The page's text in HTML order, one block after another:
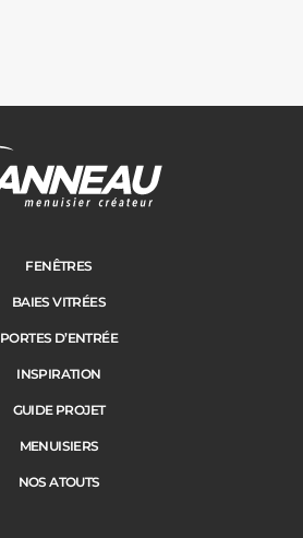
FENÊTRES
BAIES VITRÉES
PORTES D’ENTRÉE
INSPIRATION
GUIDE PROJET
MENUISIERS
NOS ATOUTS